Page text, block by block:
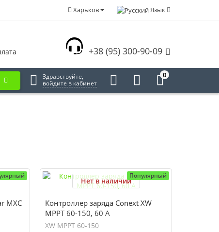
Язык
Харьков
+38 (95) 300-90-09
Здравствуйте,
войдите в кабинет
0
MXC
Популярный
Нет в наличии
Контроллер заряда Conext XW
MPPT 60-150, 60 А
XW MPPT 60-150